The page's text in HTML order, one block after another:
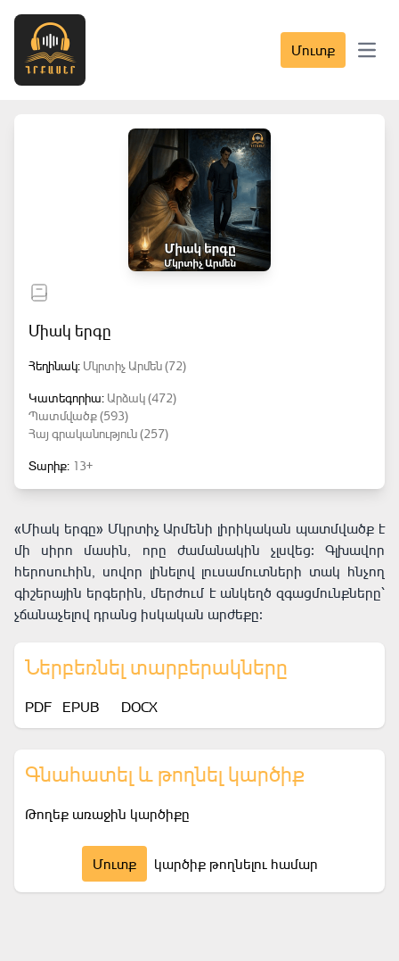
Մուտք Open
Միակ երգը
Հեղինակ: Մկրտիչ Արմեն (72)
Կատեգորիա: Արձակ (472)
Պատմվածք (593)
Հայ գրականություն (257)
Տարիք: 13+
«Միակ երգը» Մկրտիչ Արմենի լիրիկական պատմվածք է
մի սիրո մասին, որը ժամանակին չլսվեց։ Գլխավոր
հերոսուհին, սովոր լինելով լուսամուտների տակ հնչող
գիշերային երգերին, մերժում է անկեղծ զգացմունքները՝
չճանաչելով դրանց իսկական արժեքը։
Ներբեռնել տարբերակները
PDF EPUB DOCX
Գնահատել և թողնել կարծիք
Թողեք առաջին կարծիքը
Մուտք կարծիք թողնելու համար